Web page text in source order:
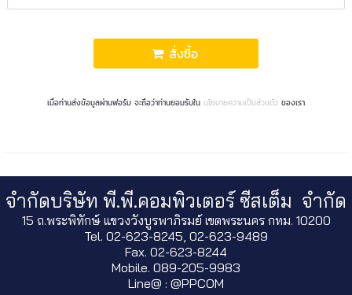
สั่งซื้อ
เมื่อท่านส่งข้อมูลผ่านฟอร์ม จะถือว่าท่านยอมรับใน นโยบายความเป็นส่วนตัว ของเรา
จำกัดบริษัท พี.พี.คอมพิวเตอร์ ซีสเต็ม จำกัด
15 ถ.พระพิทักษ์ แขวงวังบูรพาภิรมย์ เขตพระนคร กทม. 10200
Tel. 02-623-8245, 02-623-9489
Fax. 02-623-8244
Mobile. 089-205-9983
Line@ : @PPCOM